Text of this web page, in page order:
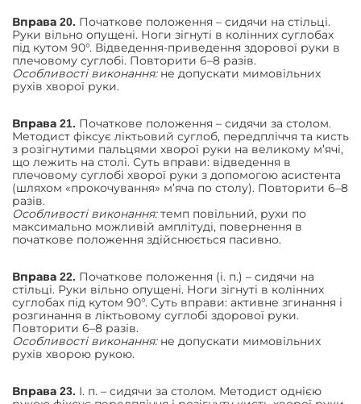
Вправа 20. Початкове положення – сидячи на стільці.
Руки вільно опущені. Ноги зігнуті в колінних суглобах
під кутом 90°. Відведення-приведення здорової руки в
плечовому суглобі. Повторити 6–8 разів.
Особливості виконання:не допускати мимовільних
рухів хворої руки.
Вправа 21. Початкове положення – сидячи за столом.
Методист фіксує ліктьовий суглоб, передпліччя та кисть
з розігнутими пальцями хворої руки на великому м’ячі,
що лежить на столі. Суть вправи: відведення в
плечовому суглобі хворої руки з допомогою асистента
(шляхом «прокочування» м’яча по столу). Повторити 6–8
разів.
Особливості виконання:темп повільний, рухи по
максимально можливій амплітуді, повернення в
початкове положення здійснюється пасивно.
Вправа 22. Початкове положення (і. п.) – сидячи на
стільці. Руки вільно опущені. Ноги зігнуті в колінних
суглобах під кутом 90°. Суть вправи: активне згинання і
розгинання в ліктьовому суглобі здорової руки.
Повторити 6–8 разів.
Особливості виконання:не допускати мимовільних
рухів хворою рукою.
Вправа 23. І. п. – сидячи за столом. Методист однією